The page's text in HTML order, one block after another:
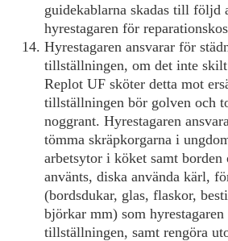
guidekablarna skadas till följd
hyrestagaren för
Hyrestagaren ansvarar för
tillställningen, om det inte
Replot UF sköter detta mot
tillställningen bör golven och
noggrant. Hyrestagaren
tömma skräpkorgarna i
arbetsytor i köket samt borden
använts, diska använda kärl,
(bordsdukar, glas, flaskor,
björkar mm) som
tillställningen, samt rengöra